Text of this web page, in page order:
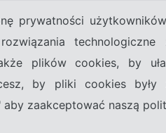
prywatności
plików cookies, by
by pliki cookies
aby zaakceptować naszą